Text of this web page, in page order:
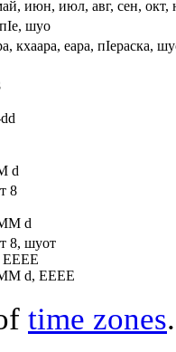
июн, июл, авг, сен, окт,
шуо
кхаара, еара, пӀераска,
d
8
d
8, шуот
d, EEEE
time zones.